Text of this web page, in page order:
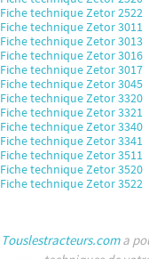
Fiche technique Zetor 2522
Fiche technique Zetor 3011
Fiche technique Zetor 3013
Fiche technique Zetor 3016
Fiche technique Zetor 3017
Fiche technique Zetor 3045
Fiche technique Zetor 3320
Fiche technique Zetor 3321
Fiche technique Zetor 3340
Fiche technique Zetor 3341
Fiche technique Zetor 3511
Fiche technique Zetor 3520
Fiche technique Zetor 3522
Touslestracteurs.coma